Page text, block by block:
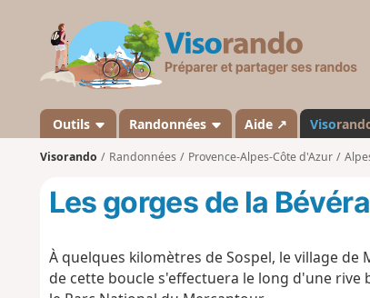
s
a
n
d
Outils Randonnées Aide ↗ Viso
Visorando Randonnées Provence-Alpes-Côte d'Azur
Les gorges de la
À quelques kilomètres de Sospel, le village
de cette boucle s'effectuera le long d'une rive